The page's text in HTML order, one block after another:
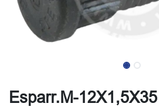
Esparr.M-12X1,5X35